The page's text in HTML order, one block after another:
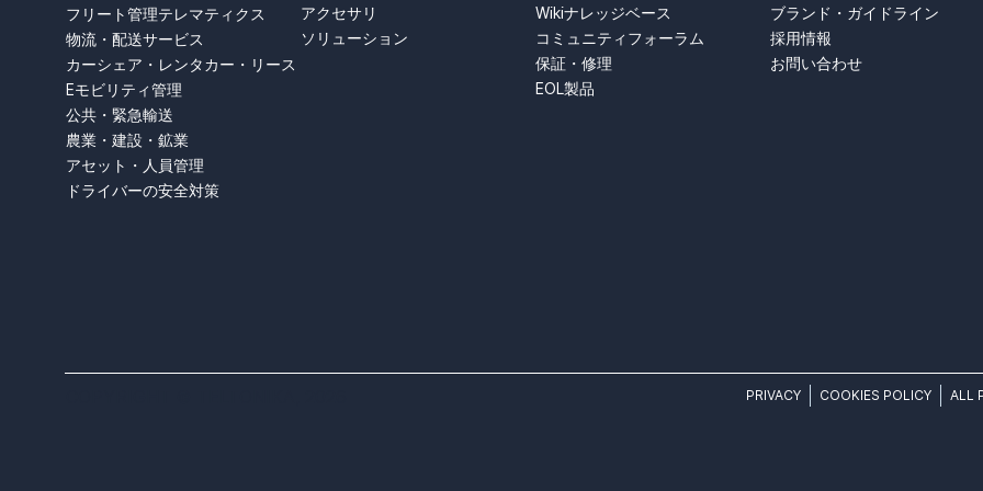
フリート管理テレマティクス
物流・配送サービス
カーシェア・レンタカー・リース
Eモビリティ管理
公共・緊急輸送
農業・建設・鉱業
アセット・人員管理
ドライバーの安全対策
アクセサリ
ソリューション
Wikiナレッジベース
コミュニティフォーラム
保証・修理
EOL製品
ブランド・ガイドライン
採用情報
お問い合わせ
PRIVACY COOKIES POLICY ALL